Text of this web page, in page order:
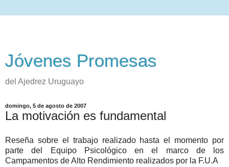
Jóvenes Promesas
del Ajedrez Uruguayo
domingo, 5 de agosto de 2007
La motivación es fundamental
Reseña sobre el trabajo realizado hasta el momento por
parte del Equipo Psicológico en el marco de los
Campamentos de Alto Rendimiento realizados por la F.U.A